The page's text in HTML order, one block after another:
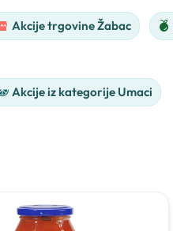
Akcije trgovine Žabac
Akcije iz kategorije Umaci